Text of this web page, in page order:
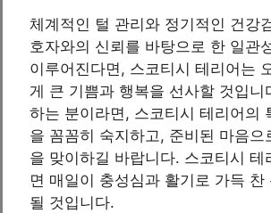
체계적인 털 관리와 정기적인 건강
호자와의 신뢰를 바탕으로 한 일관
이루어진다면, 스코티시 테리어는
게 큰 기쁨과 행복을 선사할 것입니
하는 분이라면, 스코티시 테리어의
을 꼼꼼히 숙지하고, 준비된 마음으
을 맞이하길 바랍니다. 스코티시 테
면 매일이 충성심과 활기로 가득 찬
될 것입니다.